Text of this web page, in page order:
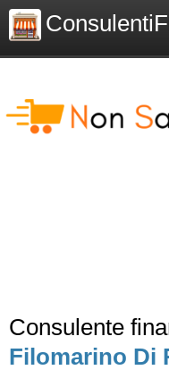
Consulente
Filomarino Di